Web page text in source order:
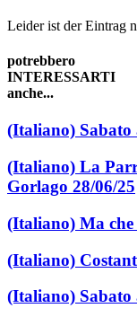
Leider ist der Eintrag
potrebbero
INTERESSARTI
anche...
(Italiano) Sabato
(Italiano) La
Gorlago 28/06/25
(Italiano) Ma che
(Italiano)
(Italiano) Sabato